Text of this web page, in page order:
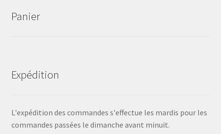
Panier
Expédition
L'expédition des commandes s'effectue les mardis pour les
commandes passées le dimanche avant minuit.